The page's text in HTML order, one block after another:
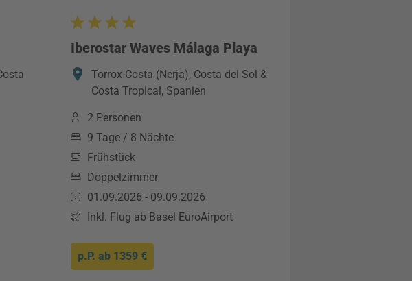
Iberostar Waves Málaga Playa
Torrox-Costa (Nerja), Costa del Sol &
Costa Tropical, Spanien
2 Personen
9 Tage / 8 Nächte
Frühstück
Doppelzimmer
01.09.2026 - 09.09.2026
Inkl. Flug ab Basel EuroAirport
p.P. ab 1359 €